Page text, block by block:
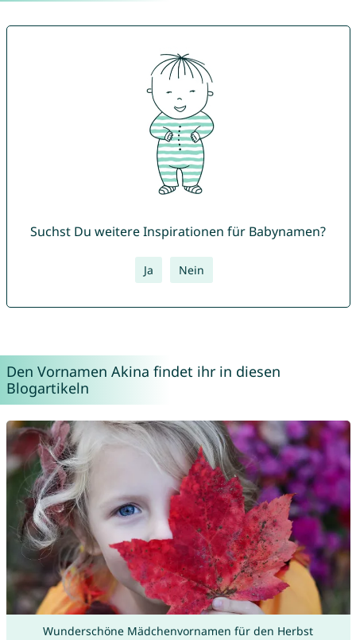
Suchst Du weitere Inspirationen für Babynamen?
Ja Nein
Den Vornamen Akina findet ihr in diesen
Blogartikeln
Wunderschöne Mädchenvornamen für den Herbst